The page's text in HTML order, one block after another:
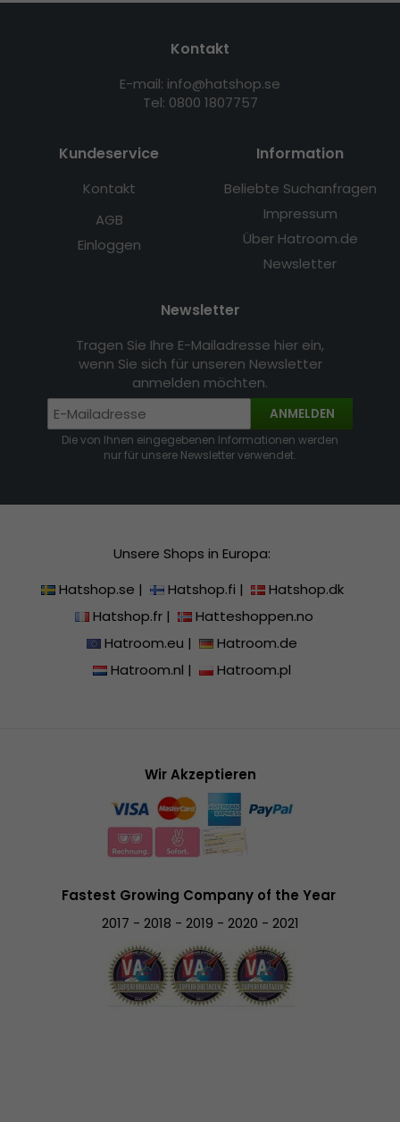
Kontakt
E-mail: info@hatshop.se
Tel: 0800 1807757
Kundeservice
Kontakt
AGB
Einloggen
Information
Beliebte Suchanfragen
Impressum
Über Hatroom.de
Newsletter
Newsletter
Tragen Sie Ihre E-Mailadresse hier ein,
wenn Sie sich für unseren Newsletter
anmelden möchten.
ANMELDEN
Die von Ihnen eingegebenen Informationen werden
nur für unsere Newsletter verwendet.
Unsere Shops in Europa:
Hatshop.se | Hatshop.fi |
Hatshop.dk
Hatshop.fr|
Hatteshoppen.no
Hatroom.eu |
Hatroom.de
Hatroom.nl | Hatroom.pl
Wir Akzeptieren
Fastest Growing Company of the Year
2017 - 2018 - 2019 - 2020 - 2021